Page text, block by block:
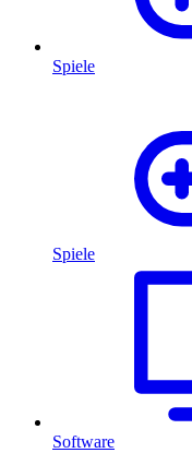
Spiele
Spiele
Software